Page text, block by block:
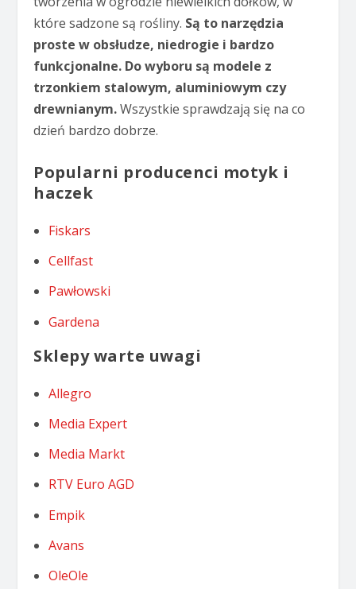
które sadzone są rośliny. Są to narzędzia
proste w obsłudze, niedrogie i bardzo
funkcjonalne. Do wyboru są modele z
trzonkiem stalowym, aluminiowym czy
drewnianym.Wszystkie sprawdzają się na co
dzień bardzo dobrze.
Popularni producenci motyk i
haczek
Fiskars
Cellfast
Pawłowski
Gardena
Sklepy warte uwagi
Allegro
Media Expert
Media Markt
RTV Euro AGD
Empik
Avans
OleOle